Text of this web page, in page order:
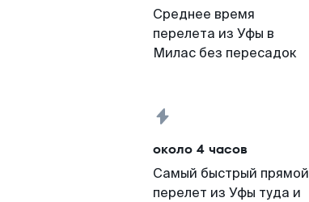
Среднее время
перелета из Уфы в
Милас без пересадок
около 4 часов
Самый быстрый прямой
перелет из Уфы туда и